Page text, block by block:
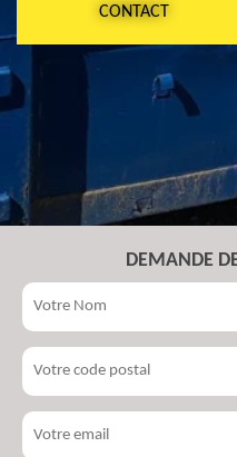
CONTACT
DEMANDE